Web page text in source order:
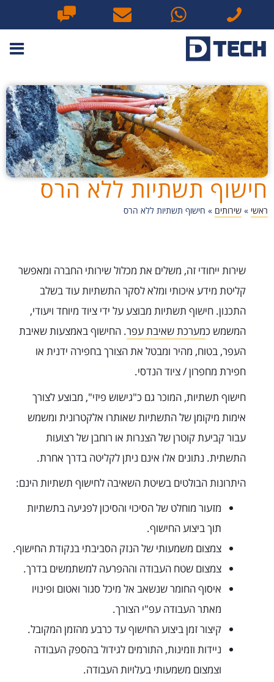
חישוף תשתיות ללא הרס
ראשי » שירותים » חישוף תשתיות ללא הרס
שירות ייחודי זה, משלים את מכלול שירותי החברה ומאפשר
קליטת מידע איכותי ומלא לסקר התשתיות עוד בשלב
התכנון. חישוף תשתיות מבוצע על ידי ציוד מיוחד ויעודי,
המשמש כמערכת שאיבת עפר. החישוף באמצעות שאיבת
העפר, בטוח, מהיר ומבטל את הצורך בחפירה ידנית או
חפירת מחפרון / ציוד הנדסי.
חישוף תשתיות, המוכר גם כ"גישוש פיזי", מבוצע לצורך
אימות מיקומן של התשתיות שאותרו אלקטרונית ומשמש
עבור קביעת קוטרן של הצנרות או רוחבן של רצועות
התשתית. נתונים אלו אינם ניתן לקליטה בדרך אחרת.
היתרונות הבולטים בשיטת השאיבה לחישוף תשתיות הינם:
מזעור מוחלט של הסיכוי והסיכון לפגיעה בתשתיות
תוך ביצוע החישוף.
צמצום משמעותי של הנזק הסביבתי בנקודת החישוף.
צמצום שטח העבודה וההפרעה למשתמשים בדרך.
איסוף החומר שנשאב אל מיכל סגור ואטום ופינויו
מאתר העבודה עפ"י הצורך.
קיצור זמן ביצוע החישוף עד כרבע מהזמן המקובל.
ניידות וזמינות, התורמים לגידול בהספק העבודה
וצמצום משמעותי בעלויות העבודה.